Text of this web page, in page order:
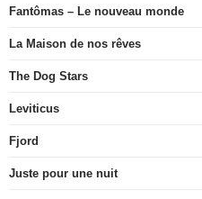
Fantômas – Le nouveau monde
La Maison de nos rêves
The Dog Stars
Leviticus
Fjord
Juste pour une nuit